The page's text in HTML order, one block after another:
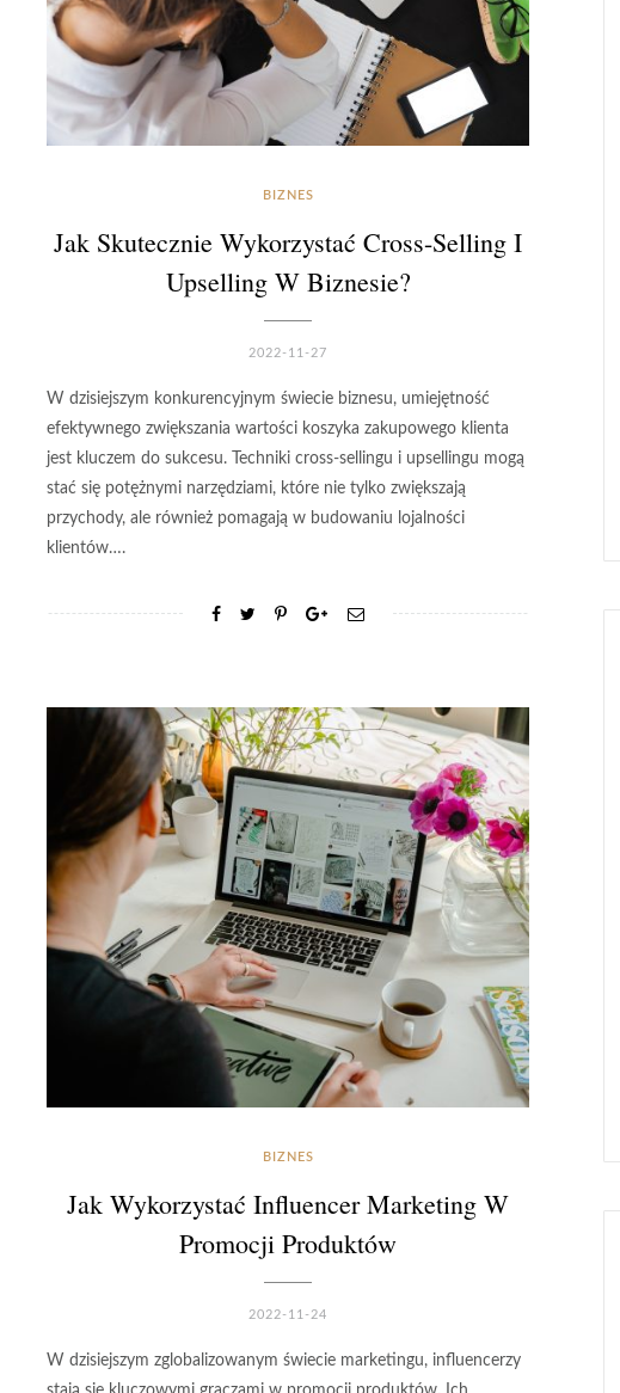
BIZNES
Jak Skutecznie Wykorzystać Cross-Selling I
Upselling W Biznesie?
2022-11-27
W dzisiejszym konkurencyjnym świecie biznesu, umiejętność
efektywnego zwiększania wartości koszyka zakupowego klienta
jest kluczem do sukcesu. Techniki cross-sellingu i upsellingu mogą
stać się potężnymi narzędziami, które nie tylko zwiększają
przychody, ale również pomagają w budowaniu lojalności
klientów….
BIZNES
Jak Wykorzystać Influencer Marketing W
Promocji Produktów
2022-11-24
W dzisiejszym zglobalizowanym świecie marketingu, influencerzy